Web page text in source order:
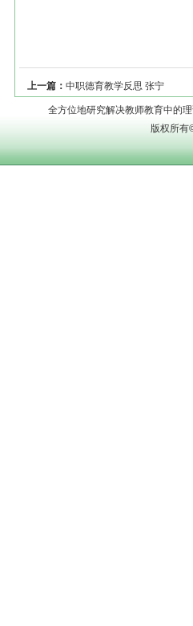
上一篇： 中职德育教学反思 张宁
全方位地研究解决教师教育中的
版权所有